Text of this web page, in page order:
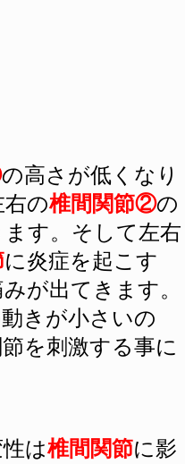
の高さが低くなり
の椎間関節②の
す。そして左右
に炎症を起こす
が出てきます。
きが小さいの
を刺激する事に
は椎間関節に影